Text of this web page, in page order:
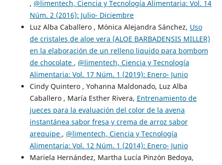
, @limentech, Ciencia y Tecnología Alimentaria: Vol. 14
Núm. 2 (2016): Julio- Diciembre
Luz Alba Caballero , Mónica Alejandra Sánchez, Uso
de cristales de aloe vera (ALOE BARBADENSIS MILLER)
en la elaboración de un relleno liquido para bombom
de chocolate , @limentech, Ciencia y Tecnología
Alimentaria: Vol. 17 Núm. 1 (2019): Enero- Junio
Cindy Quintero , Yohanna Maldonado, Luz Alba
Caballero , María Esther Rivera, Entrenamiento de
jueces para la evaluación del color de la avena
instantánea sabor fresa y crema de arroz sabor
arequipe , @limentech, Ciencia y Tecnología
Alimentaria: Vol. 12 Núm. 1 (2014): Enero- Junio
Mariela Hernández, Martha Lucía Pinzón Bedoya,